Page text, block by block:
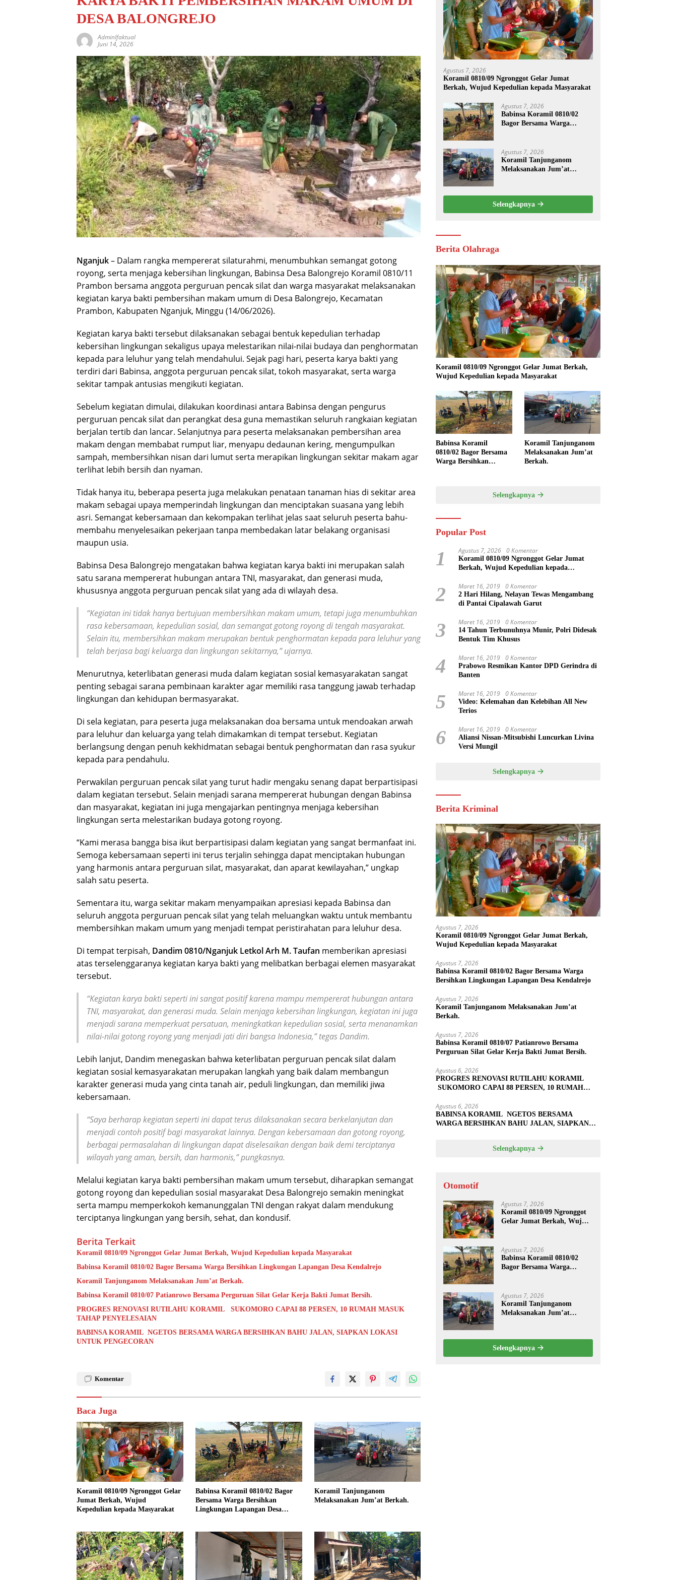
DESA BALONGREJO
AdminIfaktual
Juni 14, 2026
Nganjuk– Dalam rangka mempererat silaturahmi, menumbuhkan semangat gotong
royong, serta menjaga kebersihan lingkungan, Babinsa Desa Balongrejo Koramil 0810/11
Prambon bersama anggota perguruan pencak silat dan warga masyarakat melaksanakan
kegiatan karya bakti pembersihan makam umum di Desa Balongrejo, Kecamatan
Prambon, Kabupaten Nganjuk, Minggu (14/06/2026).
Kegiatan karya bakti tersebut dilaksanakan sebagai bentuk kepedulian terhadap
kebersihan lingkungan sekaligus upaya melestarikan nilai-nilai budaya dan penghormatan
kepada para leluhur yang telah mendahului. Sejak pagi hari, peserta karya bakti yang
terdiri dari Babinsa, anggota perguruan pencak silat, tokoh masyarakat, serta warga
sekitar tampak antusias mengikuti kegiatan.
Sebelum kegiatan dimulai, dilakukan koordinasi antara Babinsa dengan pengurus
perguruan pencak silat dan perangkat desa guna memastikan seluruh rangkaian kegiatan
berjalan tertib dan lancar. Selanjutnya para peserta melaksanakan pembersihan area
makam dengan membabat rumput liar, menyapu dedaunan kering, mengumpulkan
sampah, membersihkan nisan dari lumut serta merapikan lingkungan sekitar makam agar
terlihat lebih bersih dan nyaman.
Tidak hanya itu, beberapa peserta juga melakukan penataan tanaman hias di sekitar area
makam sebagai upaya memperindah lingkungan dan menciptakan suasana yang lebih
asri. Semangat kebersamaan dan kekompakan terlihat jelas saat seluruh peserta bahu-
membahu menyelesaikan pekerjaan tanpa membedakan latar belakang organisasi
maupun usia.
Babinsa Desa Balongrejo mengatakan bahwa kegiatan karya bakti ini merupakan salah
satu sarana mempererat hubungan antara TNI, masyarakat, dan generasi muda,
khususnya anggota perguruan pencak silat yang ada di wilayah desa.
“Kegiatan ini tidak hanya bertujuan membersihkan makam umum, tetapi juga menumbuhkan
rasa kebersamaan, kepedulian sosial, dan semangat gotong royong di tengah masyarakat.
Selain itu, membersihkan makam merupakan bentuk penghormatan kepada para leluhur yang
telah berjasa bagi keluarga dan lingkungan sekitarnya,” ujarnya.
Menurutnya, keterlibatan generasi muda dalam kegiatan sosial kemasyarakatan sangat
penting sebagai sarana pembinaan karakter agar memiliki rasa tanggung jawab terhadap
lingkungan dan kehidupan bermasyarakat.
Di sela kegiatan, para peserta juga melaksanakan doa bersama untuk mendoakan arwah
para leluhur dan keluarga yang telah dimakamkan di tempat tersebut. Kegiatan
berlangsung dengan penuh kekhidmatan sebagai bentuk penghormatan dan rasa syukur
kepada para pendahulu.
Perwakilan perguruan pencak silat yang turut hadir mengaku senang dapat berpartisipasi
dalam kegiatan tersebut. Selain menjadi sarana mempererat hubungan dengan Babinsa
dan masyarakat, kegiatan ini juga mengajarkan pentingnya menjaga kebersihan
lingkungan serta melestarikan budaya gotong royong.
“Kami merasa bangga bisa ikut berpartisipasi dalam kegiatan yang sangat bermanfaat ini.
Semoga kebersamaan seperti ini terus terjalin sehingga dapat menciptakan hubungan
yang harmonis antara perguruan silat, masyarakat, dan aparat kewilayahan,” ungkap
salah satu peserta.
Sementara itu, warga sekitar makam menyampaikan apresiasi kepada Babinsa dan
seluruh anggota perguruan pencak silat yang telah meluangkan waktu untuk membantu
membersihkan makam umum yang menjadi tempat peristirahatan para leluhur desa.
Di tempat terpisah, Dandim 0810/Nganjuk Letkol Arh M. Taufan memberikan apresiasi
atas terselenggaranya kegiatan karya bakti yang melibatkan berbagai elemen masyarakat
tersebut.
“Kegiatan karya bakti seperti ini sangat positif karena mampu mempererat hubungan antara
TNI, masyarakat, dan generasi muda. Selain menjaga kebersihan lingkungan, kegiatan ini juga
menjadi sarana memperkuat persatuan, meningkatkan kepedulian sosial, serta menanamkan
nilai-nilai gotong royong yang menjadi jati diri bangsa Indonesia,” tegas Dandim.
Lebih lanjut, Dandim menegaskan bahwa keterlibatan perguruan pencak silat dalam
kegiatan sosial kemasyarakatan merupakan langkah yang baik dalam membangun
karakter generasi muda yang cinta tanah air, peduli lingkungan, dan memiliki jiwa
kebersamaan.
“Saya berharap kegiatan seperti ini dapat terus dilaksanakan secara berkelanjutan dan
menjadi contoh positif bagi masyarakat lainnya. Dengan kebersamaan dan gotong royong,
berbagai permasalahan di lingkungan dapat diselesaikan dengan baik demi terciptanya
wilayah yang aman, bersih, dan harmonis,” pungkasnya.
Melalui kegiatan karya bakti pembersihan makam umum tersebut, diharapkan semangat
gotong royong dan kepedulian sosial masyarakat Desa Balongrejo semakin meningkat
serta mampu memperkokoh kemanunggalan TNI dengan rakyat dalam mendukung
terciptanya lingkungan yang bersih, sehat, dan kondusif.
Berita Terkait
Koramil 0810/09 Ngronggot Gelar Jumat Berkah, Wujud Kepedulian kepada Masyarakat
Babinsa Koramil 0810/02 Bagor Bersama Warga Bersihkan Lingkungan Lapangan Desa Kendalrejo
Koramil Tanjunganom Melaksanakan Jum’at Berkah.
Babinsa Koramil 0810/07 Patianrowo Bersama Perguruan Silat Gelar Kerja Bakti Jumat Bersih.
PROGRES RENOVASI RUTILAHU KORAMIL SUKOMORO CAPAI 88 PERSEN, 10 RUMAH MASUK
TAHAP PENYELESAIAN
BABINSA KORAMIL NGETOS BERSAMA WARGA BERSIHKAN BAHU JALAN, SIAPKAN LOKASI
UNTUK PENGECORAN
Komentar
Baca Juga
Koramil 0810/09 Ngronggot Gelar
Jumat Berkah, Wujud
Kepedulian kepada Masyarakat
Babinsa Koramil 0810/02 Bagor
Bersama Warga Bersihkan
Lingkungan Lapangan Desa
Koramil Tanjunganom
Melaksanakan Jum’at Berkah.
Agustus 7, 2026
Koramil 0810/09 Ngronggot Gelar Jumat
Berkah, Wujud Kepedulian kepada Masyarakat
Agustus 7, 2026
Babinsa Koramil 0810/02
Bagor Bersama Warga
Agustus 7, 2026
Koramil Tanjunganom
Melaksanakan Jum’at
Selengkapnya
Berita Olahraga
Koramil 0810/09 Ngronggot Gelar Jumat Berkah,
Wujud Kepedulian kepada Masyarakat
Babinsa Koramil
0810/02 Bagor Bersama
Warga Bersihkan
Koramil Tanjunganom
Melaksanakan Jum’at
Berkah.
Selengkapnya
Popular Post
1 Agustus 7, 2026 0 Komentar
Koramil 0810/09 Ngronggot Gelar Jumat
Berkah, Wujud Kepedulian kepada
2 Maret 16, 2019 0 Komentar
2 Hari Hilang, Nelayan Tewas Mengambang
di Pantai Cipalawah Garut
3 Maret 16, 2019 0 Komentar
14 Tahun Terbunuhnya Munir, Polri Didesak
Bentuk Tim Khusus
4 Maret 16, 2019 0 Komentar
Prabowo Resmikan Kantor DPD Gerindra di
Banten
5 Maret 16, 2019 0 Komentar
Video: Kelemahan dan Kelebihan All New
Terios
6 Maret 16, 2019 0 Komentar
Aliansi Nissan-Mitsubishi Luncurkan Livina
Versi Mungil
Selengkapnya
Berita Kriminal
Agustus 7, 2026
Koramil 0810/09 Ngronggot Gelar Jumat Berkah,
Wujud Kepedulian kepada Masyarakat
Agustus 7, 2026
Babinsa Koramil 0810/02 Bagor Bersama Warga
Bersihkan Lingkungan Lapangan Desa Kendalrejo
Agustus 7, 2026
Koramil Tanjunganom Melaksanakan Jum’at
Berkah.
Agustus 7, 2026
Babinsa Koramil 0810/07 Patianrowo Bersama
Perguruan Silat Gelar Kerja Bakti Jumat Bersih.
Agustus 6, 2026
PROGRES RENOVASI RUTILAHU KORAMIL
SUKOMORO CAPAI 88 PERSEN, 10 RUMAH
Agustus 6, 2026
BABINSA KORAMIL NGETOS BERSAMA
WARGA BERSIHKAN BAHU JALAN, SIAPKAN
Selengkapnya
Otomotif
Agustus 7, 2026
Koramil 0810/09 Ngronggot
Gelar Jumat Berkah, Wujud
Agustus 7, 2026
Babinsa Koramil 0810/02
Bagor Bersama Warga
Agustus 7, 2026
Koramil Tanjunganom
Melaksanakan Jum’at
Selengkapnya